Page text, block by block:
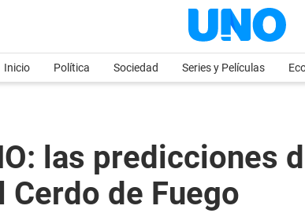
Inicio Política Sociedad Series y Películas
las predicciones
de Fuego